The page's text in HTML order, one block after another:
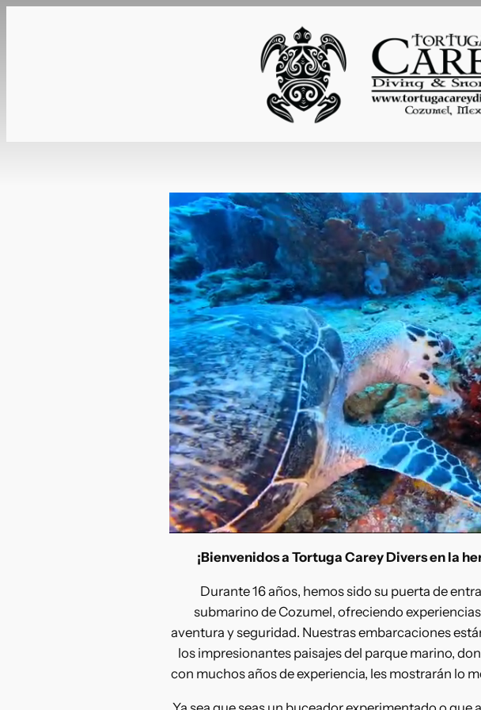
¡Bienvenidos a Tortuga Carey Divers en la
Durante 16 años, hemos sido su puerta de
submarino de Cozumel, ofreciendo
aventura y seguridad. Nuestras embarcaciones
los impresionantes paisajes del parque marino,
con muchos años de experiencia, les mostrarán lo